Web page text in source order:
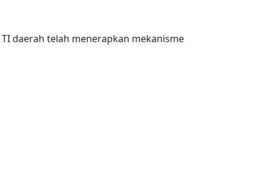
daerah telah menerapkan mekanisme